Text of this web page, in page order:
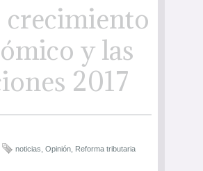
y las
2017
noticias Opinión Reforma tributaria